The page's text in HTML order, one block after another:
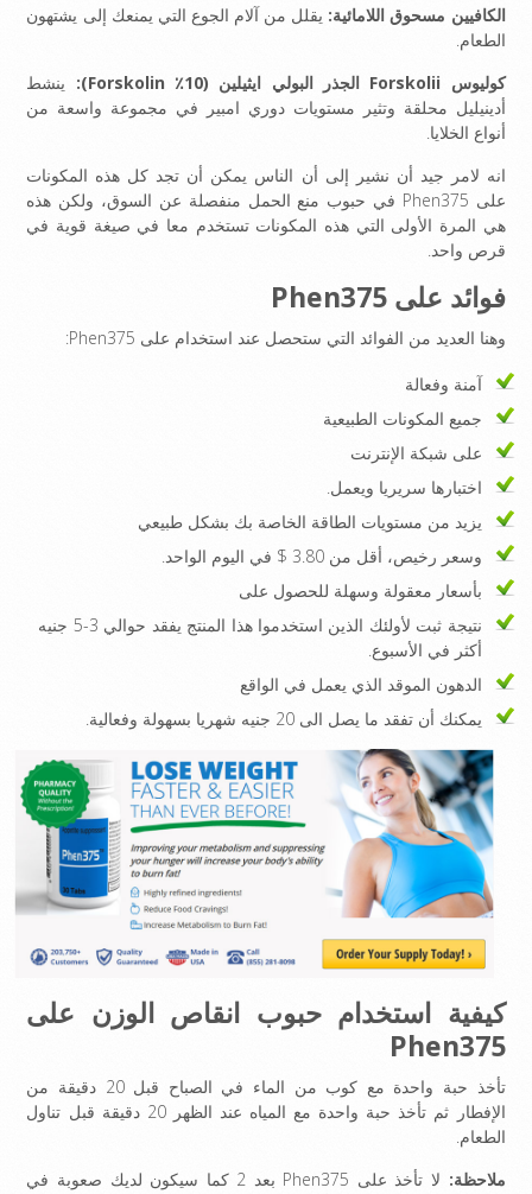
الكافيين مسحوق اللامائية: يقلل من آلام الجوع التي يمنعك إلى يشتهون
الطعام.
كوليوس Forskolii الجذر البولي ايثيلين (10٪ Forskolin):
ينشط
أدينيليل محلقة وتثير مستويات دوري امبير في مجموعة واسعة من
أنواع الخلايا.
انه لامر جيد أن نشير إلى أن الناس يمكن أن تجد كل هذه المكونات
على Phen375 في حبوب منع الحمل منفصلة عن السوق، ولكن هذه
هي المرة الأولى التي هذه المكونات تستخدم معا في صيغة قوية في
قرص واحد.
فوائد على Phen375
وهنا العديد من الفوائد التي ستحصل عند استخدام على Phen375:
آمنة وفعالة
جميع المكونات الطبيعية
على شبكة الإنترنت
اختبارها سريريا ويعمل.
يزيد من مستويات الطاقة الخاصة بك بشكل طبيعي
وسعر رخيص، أقل من 3.80 $ في اليوم الواحد.
بأسعار معقولة وسهلة للحصول على
نتيجة ثبت لأولئك الذين استخدموا هذا المنتج يفقد حوالي 3-5 جنيه
أكثر في الأسبوع.
الدهون الموقد الذي يعمل في الواقع
يمكنك أن تفقد ما يصل الى 20 جنيه شهريا بسهولة وفعالية.
كيفية استخدام حبوب انقاص الوزن على
Phen375
تأخذ حبة واحدة مع كوب من الماء في الصباح قبل 20 دقيقة من
الإفطار ثم تأخذ حبة واحدة مع المياه عند الظهر 20 دقيقة قبل تناول
الطعام.
ملاحظة:
لا تأخذ على Phen375 بعد 2 كما سيكون لديك صعوبة في